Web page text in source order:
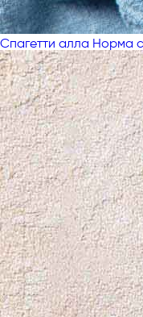
Спагетти алла Норма